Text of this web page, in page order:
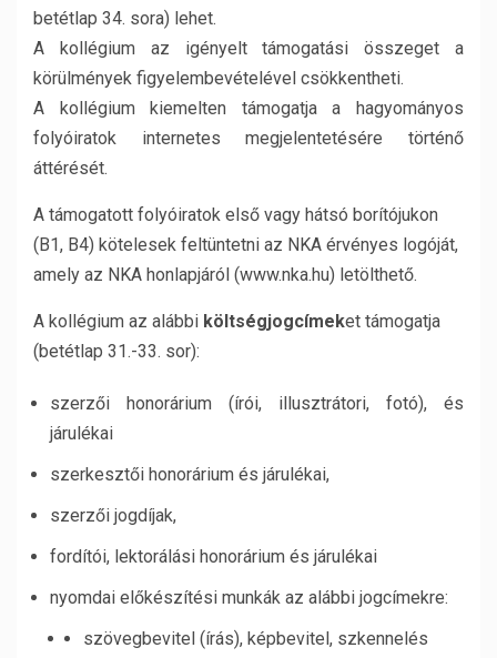
betétlap 34. sora) lehet.
A kollégium az igényelt támogatási összeget a
körülmények figyelembevételével csökkentheti.
A kollégium kiemelten támogatja a hagyományos
folyóiratok internetes megjelentetésére történő
áttérését.
A támogatott folyóiratok első vagy hátsó borítójukon
(B1, B4) kötelesek feltüntetni az NKA érvényes logóját,
amely az NKA honlapjáról (www.nka.hu) letölthető.
A kollégium az alábbi költségjogcímeket támogatja
(betétlap 31.-33. sor):
szerzői honorárium (írói, illusztrátori, fotó), és
járulékai
szerkesztői honorárium és járulékai,
szerzői jogdíjak,
fordítói, lektorálási honorárium és járulékai
nyomdai előkészítési munkák az alábbi jogcímekre:
szövegbevitel (írás), képbevitel, szkennelés